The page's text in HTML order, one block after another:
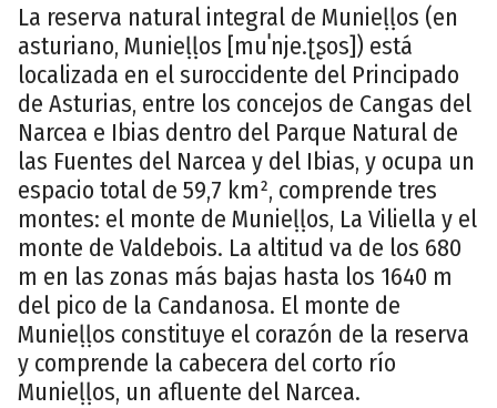
La reserva natural integral de Munieḷḷos (en
asturiano, Munieḷḷos [muˈnje.ʈʂos]) está
localizada en el suroccidente del Principado
de Asturias, entre los concejos de Cangas del
Narcea e Ibias dentro del Parque Natural de
las Fuentes del Narcea y del Ibias, y ocupa un
espacio total de 59,7 km², comprende tres
montes: el monte de Munieḷḷos, La Viliella y el
monte de Valdebois. La altitud va de los 680
m en las zonas más bajas hasta los 1640 m
del pico de la Candanosa. El monte de
Munieḷḷos constituye el corazón de la reserva
y comprende la cabecera del corto río
Munieḷḷos, un afluente del Narcea.